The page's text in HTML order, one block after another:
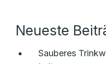
Neueste
Sauberes